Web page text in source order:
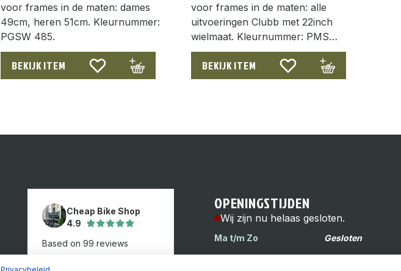
voor frames in de maten: dames
49cm, heren 51cm. Kleurnummer:
PGSW 485.
BEKIJK ITEM
voor frames in de maten: alle
uitvoeringen Clubb met 22inch
wielmaat. Kleurnummer: PMS…
BEKIJK ITEM
Cheap Bike Shop
4.9
Based on 99 reviews
OPENINGSTIJDEN
Wij zijn nu helaas gesloten.
Ma t/m Zo Gesloten